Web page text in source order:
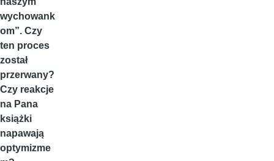
wychowank
om”. Czy
ten proces
został
przerwany?
Czy reakcje
na Pana
książki
napawają
optymizme